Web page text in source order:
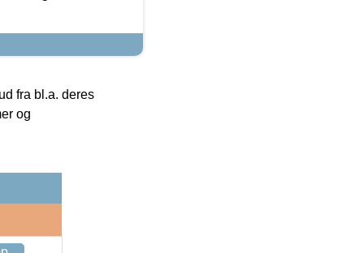
fra bl.a. deres
og